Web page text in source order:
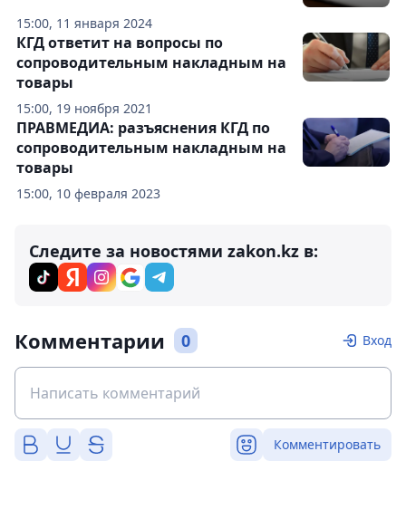
15:00, 11 января 2024
15:00, 19 ноября 2021
КГД ответит на вопросы по
сопроводительным накладным на
товары
15:00, 10 февраля 2023
ПРАВМЕДИА: разъяснения КГД по
сопроводительным накладным на
товары
Следите за новостями zakon.kz в:
Комментарии 0 Вход
Комментировать